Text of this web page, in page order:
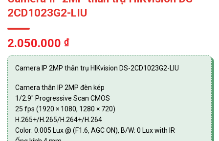
2CD1023G2-LIU
2.050.000 ₫
Camera IP 2MP thân trụ HIKvision DS-2CD1023G2-LIU
Camera thân IP 2MP đèn kép
1/2.9″ Progressive Scan CMOS
25 fps (1920 × 1080, 1280 × 720)
H.265+/H.265/H.264+/H.264
Color: 0.005 Lux @ (F1.6, AGC ON), B/W: 0 Lux with IR